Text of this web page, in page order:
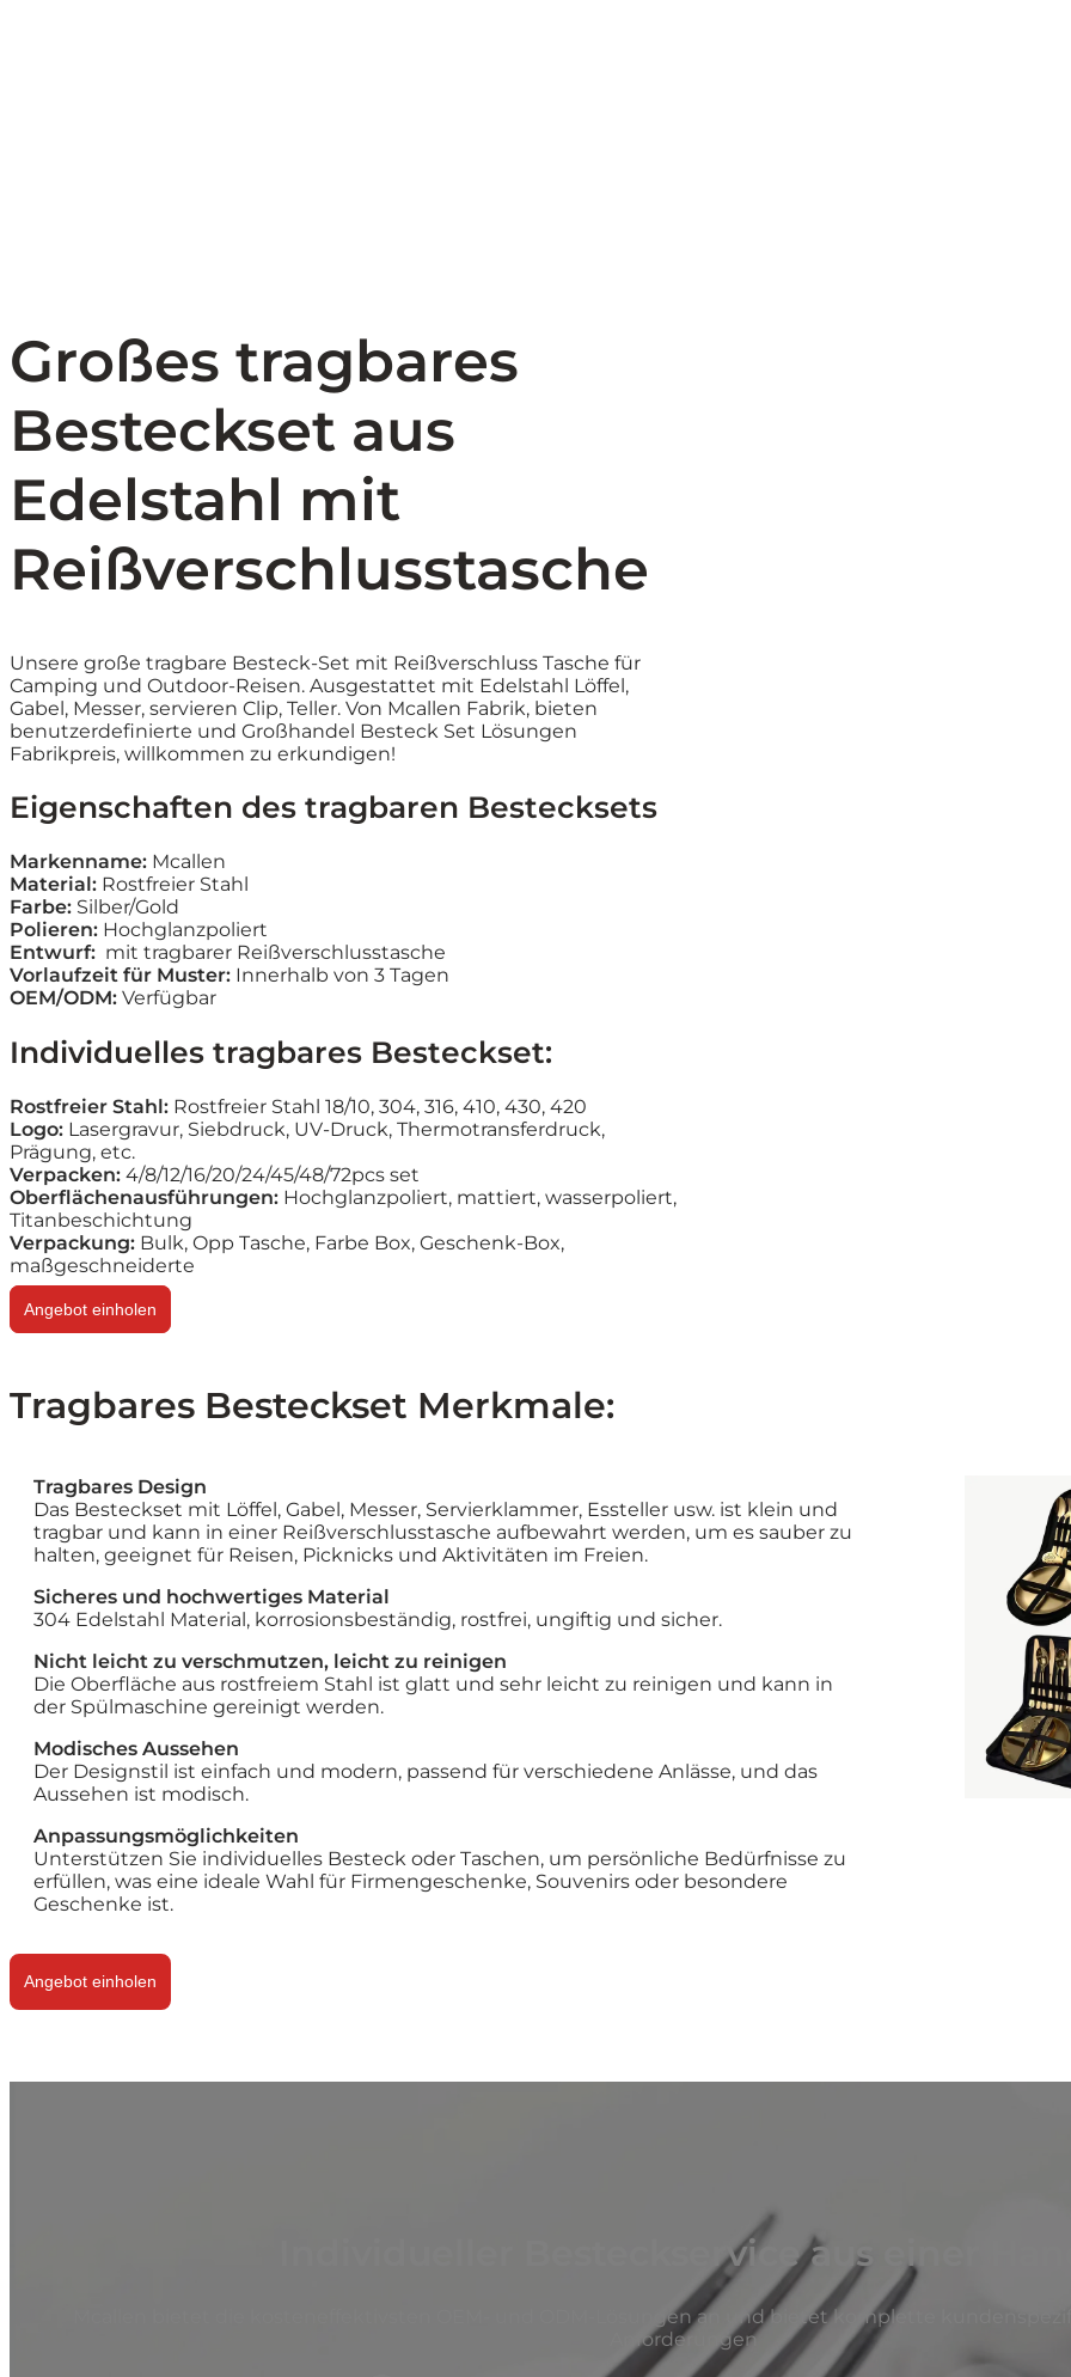
Großes tragbares
Besteckset aus
Edelstahl mit
Reißverschlusstasche
Unsere große tragbare Besteck-Set mit Reißverschluss Tasche für
Camping und Outdoor-Reisen. Ausgestattet mit Edelstahl Löffel,
Gabel, Messer, servieren Clip, Teller. Von Mcallen Fabrik, bieten
benutzerdefinierte und Großhandel Besteck Set Lösungen
Fabrikpreis, willkommen zu erkundigen!
Eigenschaften des tragbaren Bestecksets
Markenname: Mcallen
Material: Rostfreier Stahl
Farbe: Silber/Gold
Polieren: Hochglanzpoliert
Entwurf: mit tragbarer Reißverschlusstasche
Vorlaufzeit für Muster: Innerhalb von 3 Tagen
OEM/ODM: Verfügbar
Individuelles tragbares Besteckset:
Rostfreier Stahl: Rostfreier Stahl 18/10, 304, 316, 410, 430, 420
Logo: Lasergravur, Siebdruck, UV-Druck, Thermotransferdruck,
Prägung, etc.
Verpacken: 4/8/12/16/20/24/45/48/72pcs set
Oberflächenausführungen: Hochglanzpoliert, mattiert, wasserpoliert,
Titanbeschichtung
Verpackung: Bulk, Opp Tasche, Farbe Box, Geschenk-Box,
maßgeschneiderte
Angebot einholen
Tragbares Besteckset Merkmale:
Tragbares Design
Das Besteckset mit Löffel, Gabel, Messer, Servierklammer, Essteller usw. ist klein und
tragbar und kann in einer Reißverschlusstasche aufbewahrt werden, um es sauber zu
halten, geeignet für Reisen, Picknicks und Aktivitäten im Freien.
Sicheres und hochwertiges Material
304 Edelstahl Material, korrosionsbeständig, rostfrei, ungiftig und sicher.
Nicht leicht zu verschmutzen, leicht zu reinigen
Die Oberfläche aus rostfreiem Stahl ist glatt und sehr leicht zu reinigen und kann in
der Spülmaschine gereinigt werden.
Modisches Aussehen
Der Designstil ist einfach und modern, passend für verschiedene Anlässe, und das
Aussehen ist modisch.
Anpassungsmöglichkeiten
Unterstützen Sie individuelles Besteck oder Taschen, um persönliche Bedürfnisse zu
erfüllen, was eine ideale Wahl für Firmengeschenke, Souvenirs oder besondere
Geschenke ist.
Angebot einholen
Individueller Besteckservice aus einer
Mcallen bietet die kosteneffektivsten OEM- und ODM-Lösungen an und bietet komplette
Anforderungen